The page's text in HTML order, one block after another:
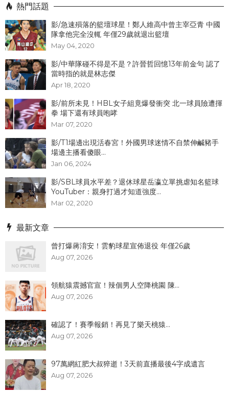
熱門話題
影/急速殞落的籃壇球星！鄭人維高中曾主宰亞青 中國
隊拿他完全沒輒 年僅29歲就退出籃壇
May 04, 2020
影/中華隊碰不得是不是？許晉哲回憶13年前金句 認了
當時指的就是林志傑
Apr 18, 2020
影/前所未見！HBL女子組竟爆發衝突 北一球員險遭揮
拳 場下還有球員咆哮
Mar 07, 2020
影/T1場邊出現活春宮！外國男球迷情不自禁伸鹹豬手
場邊主播看傻眼...
Jan 06, 2024
影/SBL球員水平差？退休球星岳瀛立單挑虐知名籃球
YouTuber：親身打過才知道強度...
Mar 02, 2020
最新文章
曾打爆蔣淯安！雲豹球星宣佈退役 年僅26歲
Aug 07, 2026
領航猿震撼官宣！辣個男人空降桃園 陳...
Aug 07, 2026
確認了！賽季報銷！再見了樂天桃猿...
Aug 07, 2026
97萬網紅肥大叔猝逝！3天前直播最後4字成遺言
Aug 07, 2026